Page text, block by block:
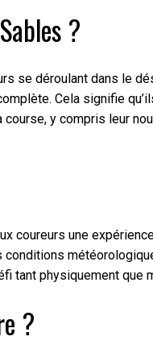
?
se déroulant dans le
Cela signifie
y compris leur
coureurs une
conditions
tant physiquement que
?